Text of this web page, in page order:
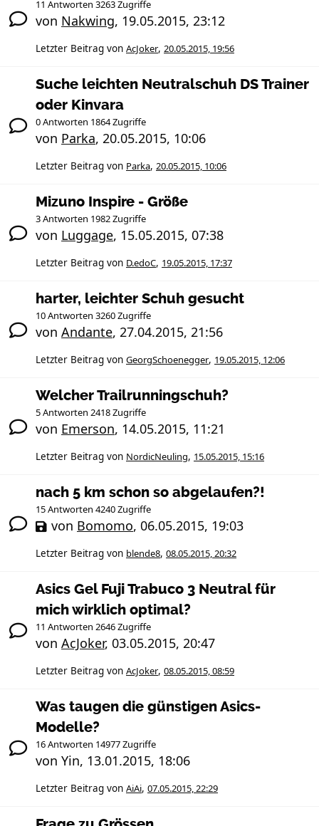
11 Antworten 3263 Zugriffe
von Nakwing, 19.05.2015, 23:12
Letzter Beitrag von AcJoker, 20.05.2015, 19:56
Suche leichten Neutralschuh DS Trainer
oder Kinvara
0 Antworten 1864 Zugriffe
von Parka, 20.05.2015, 10:06
Letzter Beitrag von Parka, 20.05.2015, 10:06
Mizuno Inspire - Größe
3 Antworten 1982 Zugriffe
von Luggage, 15.05.2015, 07:38
Letzter Beitrag von D.edoC, 19.05.2015, 17:37
harter, leichter Schuh gesucht
10 Antworten 3260 Zugriffe
von Andante, 27.04.2015, 21:56
Letzter Beitrag von GeorgSchoenegger, 19.05.2015, 12:06
Welcher Trailrunningschuh?
5 Antworten 2418 Zugriffe
von Emerson, 14.05.2015, 11:21
Letzter Beitrag von NordicNeuling, 15.05.2015, 15:16
nach 5 km schon so abgelaufen?!
15 Antworten 4240 Zugriffe
von Bomomo, 06.05.2015, 19:03
Letzter Beitrag von blende8, 08.05.2015, 20:32
Asics Gel Fuji Trabuco 3 Neutral für
mich wirklich optimal?
11 Antworten 2646 Zugriffe
von AcJoker, 03.05.2015, 20:47
Letzter Beitrag von AcJoker, 08.05.2015, 08:59
Was taugen die günstigen Asics-
Modelle?
16 Antworten 14977 Zugriffe
von Yin, 13.01.2015, 18:06
Letzter Beitrag von AiAi, 07.05.2015, 22:29